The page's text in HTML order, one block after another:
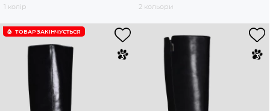
1 колір
2 кольори
ТОВАР ЗАКІНЧУЄTЬСЯ